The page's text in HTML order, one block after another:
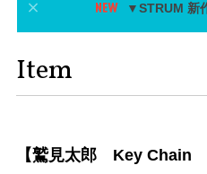
▼STRUM 新
Item
【鷲見太郎 Key Chain